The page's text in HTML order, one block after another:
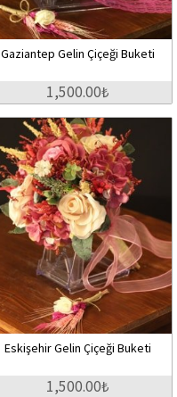
Gaziantep Gelin Çiçeği Buketi
1,500.00₺
Eskişehir Gelin Çiçeği Buketi
1,500.00₺